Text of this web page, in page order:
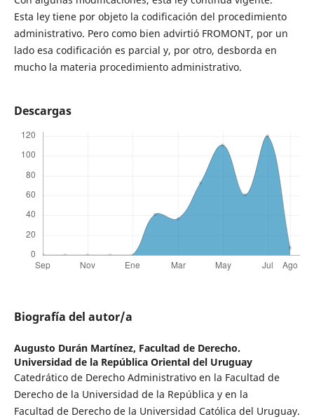
Esta ley tiene por objeto la codificación del procedimiento
administrativo. Pero como bien advirtió FROMONT, por un
lado esa codificación es parcial y, por otro, desborda en
mucho la materia procedimiento administrativo.
Descargas
Biografía del autor/a
Augusto Durán Martínez, Facultad de Derecho.
Universidad de la República Oriental del Uruguay
Catedrático de Derecho Administrativo en la Facultad de
Derecho de la Universidad de la República y en la
Facultad de Derecho de la Universidad Católica del Uruguay.